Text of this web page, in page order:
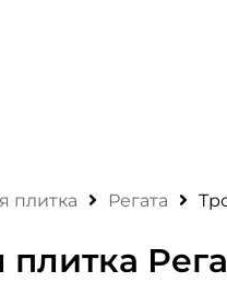
плитка Регата
плитка